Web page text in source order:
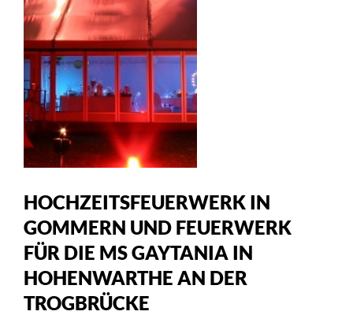
HOCHZEITSFEUERWERK IN
GOMMERN UND FEUERWERK
FÜR DIE MS GAYTANIA IN
HOHENWARTHE AN DER
TROGBRÜCKE